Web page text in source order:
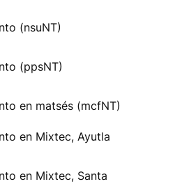
(nsuNT)
(ppsNT)
en matsés (mcfNT)
en Mixtec, Ayutla
en Mixtec, Santa